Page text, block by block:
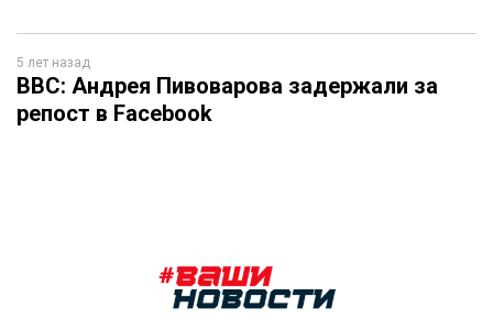
5 лет назад
BBC: Андрея Пивоварова задержали за
репост в Facebook